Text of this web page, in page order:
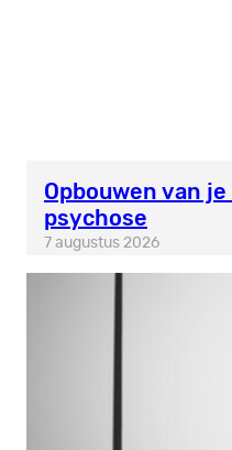
Opbouwen van
psychose
7 augustus 2026